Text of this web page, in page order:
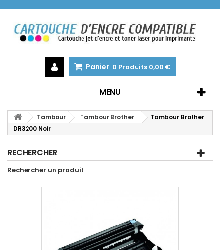
Panier: 0 Produits 0,00 €
MENU
Tambour Tambour Brother
Tambour Brother
DR3200 Noir
RECHERCHER
Rechercher un produit